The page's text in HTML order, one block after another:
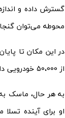
محوطه می‌توان
از 50،000 خودرویی داشته باشد که تا پایان سال پیش تولید کرد.
به هر حال، ماسک
او برای آینده